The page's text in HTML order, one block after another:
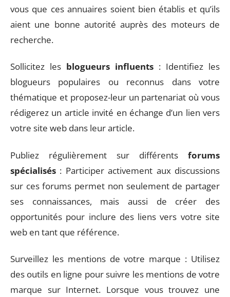
vous que ces annuaires soient bien établis et qu’ils
aient une bonne autorité auprès des moteurs de
recherche.
Sollicitez les blogueurs influents : Identifiez les
blogueurs populaires ou reconnus dans votre
thématique et proposez-leur un partenariat où vous
rédigerez un article invité en échange d’un lien vers
votre site web dans leur article.
Publiez régulièrement sur différents forums
spécialisés : Participer activement aux discussions
sur ces forums permet non seulement de partager
ses connaissances, mais aussi de créer des
opportunités pour inclure des liens vers votre site
web en tant que référence.
Surveillez les mentions de votre marque : Utilisez
des outils en ligne pour suivre les mentions de votre
marque sur Internet. Lorsque vous trouvez une